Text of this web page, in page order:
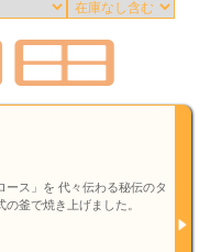
ース」を 代々伝わる秘伝のタ
釜で焼き上げました。